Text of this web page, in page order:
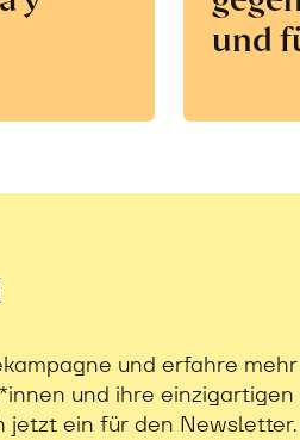
und
und erfahre mehr
und ihre einzigartigen
jetzt ein für den Newsletter.